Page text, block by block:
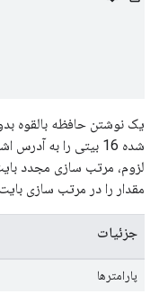
یک نوشتن حافظه بالقوه
شده 16 بیتی را به
لزوم، مرتب سازی مجدد
مقدار را در مرتب سازی
جزئیات
پارامترها